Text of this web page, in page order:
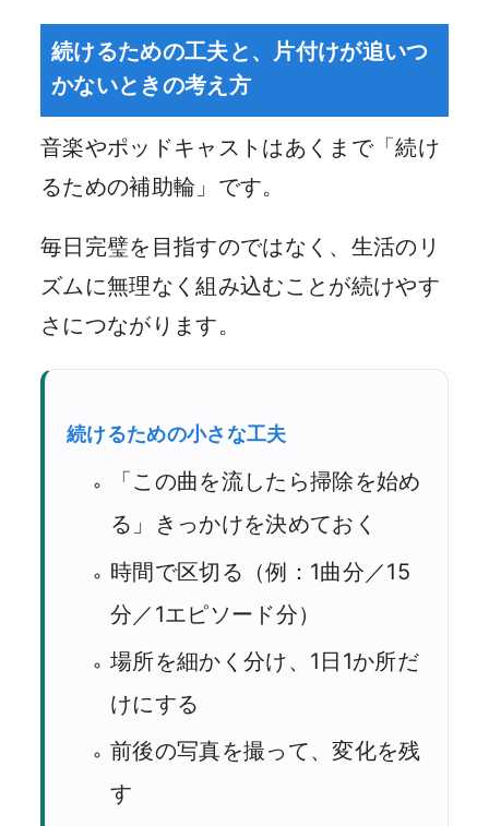
続けるための工夫と、片付けが追いつ
かないときの考え方
音楽やポッドキャストはあくまで「続け
るための補助輪」です。
毎日完璧を目指すのではなく、生活のリ
ズムに無理なく組み込むことが続けやす
さにつながります。
続けるための小さな工夫
「この曲を流したら掃除を始め
る」きっかけを決めておく
時間で区切る（例：1曲分／15
分／1エピソード分）
場所を細かく分け、1日1か所だ
けにする
前後の写真を撮って、変化を残
す